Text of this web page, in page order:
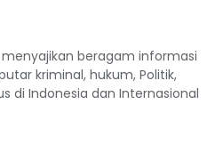
beragam informasi
kriminal, hukum, Politik,
di Indonesia dan Internasional